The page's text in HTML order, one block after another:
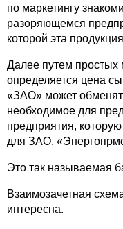
по маркетингу
разоряющемся
которой эта
Далее путем простых
определяется цена
«ЗАО» может
необходимое для
предприятия,
для ЗАО,
Это так называемая
Взаимозачетная
интересна.